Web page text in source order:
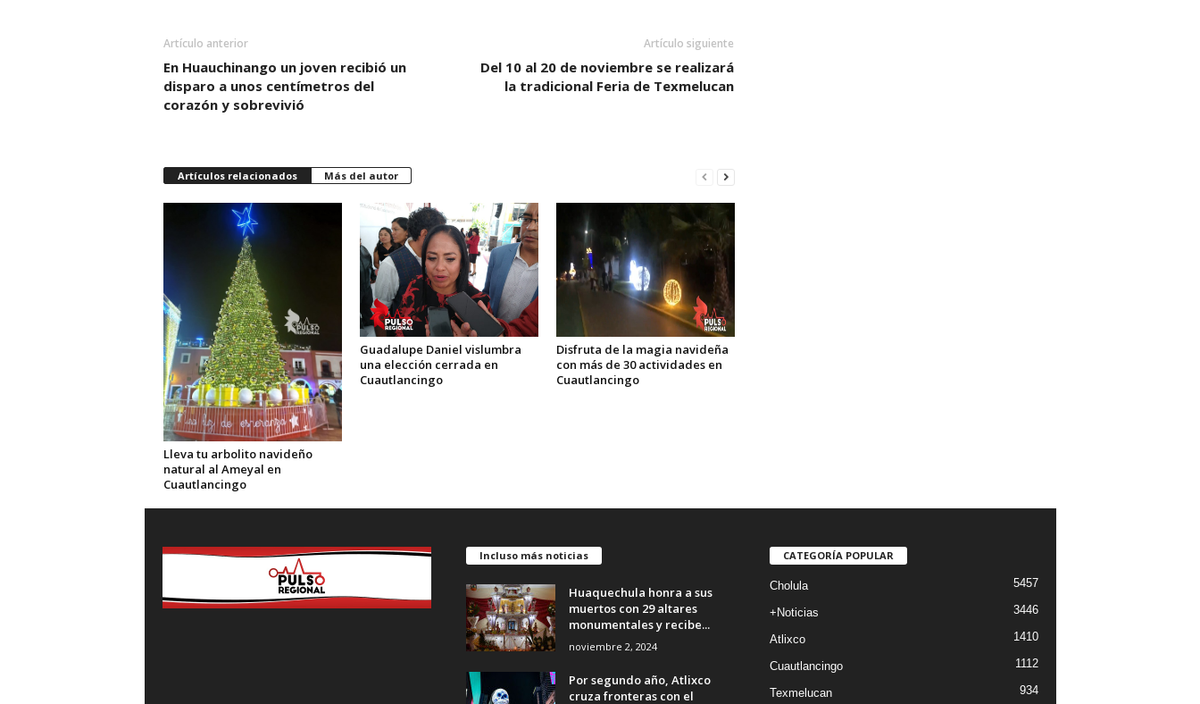
Artículo anterior
En Huauchinango un joven recibió un
disparo a unos centímetros del
corazón y sobrevivió
Artículo siguiente
Del 10 al 20 de noviembre se realizará
la tradicional Feria de Texmelucan
Artículos relacionados Más del autor
Lleva tu arbolito navideño
natural al Ameyal en
Cuautlancingo
Guadalupe Daniel vislumbra
una elección cerrada en
Cuautlancingo
Disfruta de la magia navideña
con más de 30 actividades en
Cuautlancingo
Incluso más noticias
Huaquechula honra a sus
muertos con 29 altares
monumentales y recibe...
noviembre 2, 2024
Por segundo año, Atlixco
cruza fronteras con el
CATEGORÍA POPULAR
Cholula 5457
+Noticias 3446
Atlixco 1410
Cuautlancingo 1112
Texmelucan 934